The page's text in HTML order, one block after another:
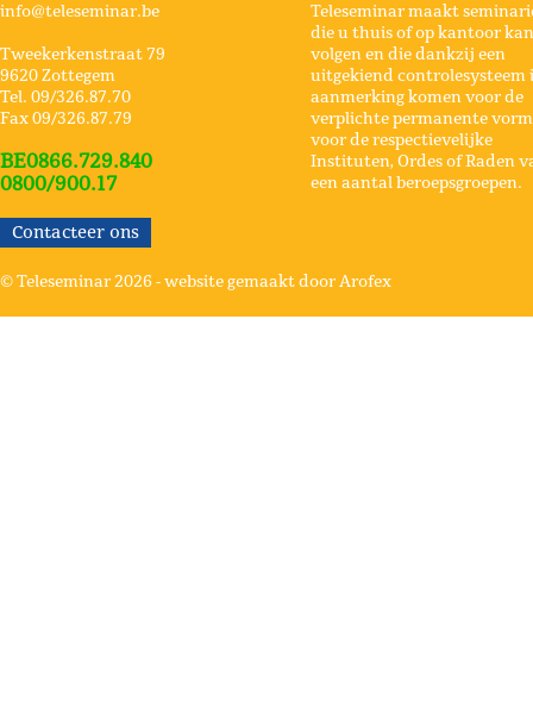
info@teleseminar.be
Tweekerkenstraat 79
9620 Zottegem
Tel. 09/326.87.70
Fax 09/326.87.79
BE0866.729.840
0800/900.17
Contacteer ons
Teleseminar maakt
die u thuis of op kantoor kan
volgen en die dankzij een
uitgekiend controlesysteem
aanmerking komen voor de
verplichte permanente
voor de respectievelijke
Instituten, Ordes of Raden
een aantal beroepsgroepen.
© Teleseminar 2026 -website gemaakt door Arofex